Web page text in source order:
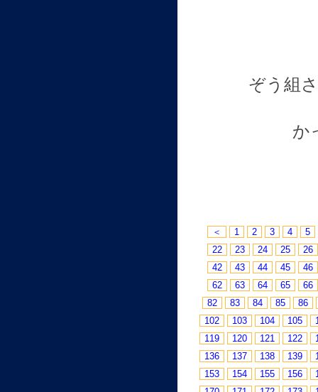
ぞう組
か
＜ 1 2 3 4
5
22
23 24 25
26
42
43 44 45
46
62
63 64 65
66
82
83 84 85
86
102
103 104 105
119
120 121 122
136
137 138 139
153
154 155 156